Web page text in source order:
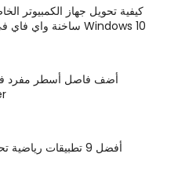
كيفية تحويل جهاز الكمبيوتر
ساخنة واي فاي في نظام التشغيل Windows 10
أضف فاصل أسطر مفرد
أفضل 9 تطبيقات رياضية تحتاج إلى معرفتها